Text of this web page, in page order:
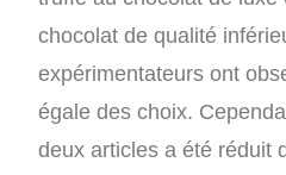
chocolat de qualité
expérimentateurs ont
égale des choix.
deux articles a été réduit